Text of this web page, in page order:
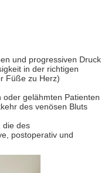
und progressiven Druck
in der richtigen
Füße zu Herz)
gelähmten Patienten
des venösen Bluts
die des
postoperativ und